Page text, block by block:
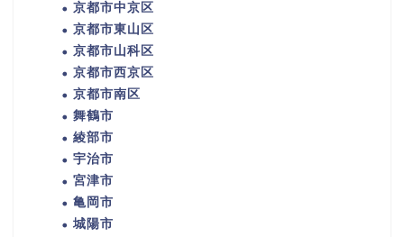
京都市中京区
京都市東山区
京都市山科区
京都市西京区
京都市南区
舞鶴市
綾部市
宇治市
宮津市
亀岡市
城陽市